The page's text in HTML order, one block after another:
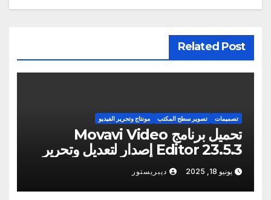
Related Post
تصميمات تصوير سطح المكتب مونتاج وتحرير الفيديو
تحميل برنامج Movavi Video
Editor 23.5.3 إصدار لتعديل وتحرير
الفيديو
يونيو 18, 2025 ديبريستور